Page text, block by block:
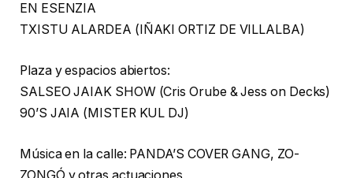
EN ESENZIA
TXISTU ALARDEA (IÑAKI ORTIZ DE VILLALBA)
Plaza y espacios abiertos:
SALSEO JAIAK SHOW (Cris Orube & Jess on Decks)
90’S JAIA (MISTER KUL DJ)
Música en la calle: PANDA’S COVER GANG, ZO-
ZONGÓ y otras actuaciones